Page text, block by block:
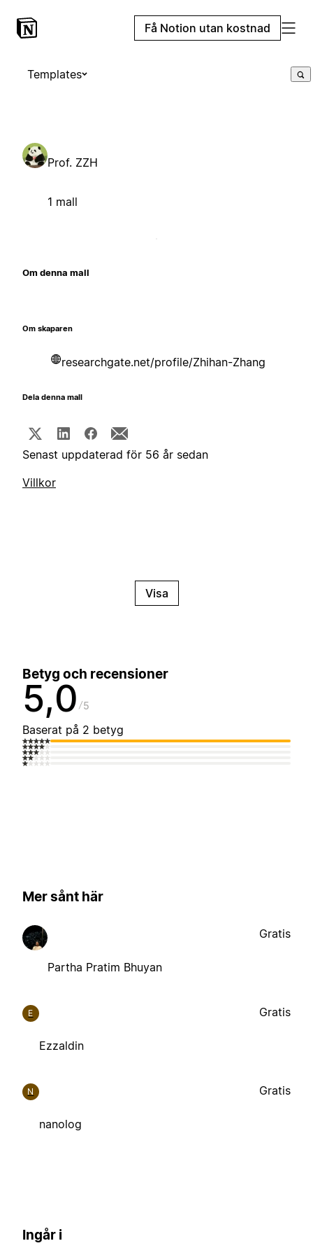
Få Notion utan kostnad
Templates
Prof. ZZH
1 mall
Om denna mall
Om skaparen
researchgate.net/profile/Zhihan-Zhang
Dela denna mall
Senast uppdaterad för 56 år sedan
Villkor
Visa
Betyg och recensioner
5,0 5
Baserat på 2 betyg
Mer sånt här
Partha Pratim Bhuyan
Gratis
E
Ezzaldin
Gratis
N
nanolog
Gratis
Ingår i